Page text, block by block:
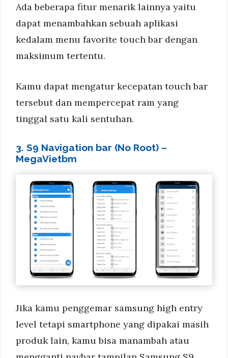
Ada beberapa fitur menarik lainnya yaitu
dapat menambahkan sebuah aplikasi
kedalam menu favorite touch bar dengan
maksimum tertentu.
Kamu dapat mengatur kecepatan touch bar
tersebut dan mempercepat ram yang
tinggal satu kali sentuhan.
3. S9 Navigation bar (No Root) –
MegaVietbm
Jika kamu penggemar samsung high entry
level tetapi smartphone yang dipakai masih
produk lain, kamu bisa manambah atau